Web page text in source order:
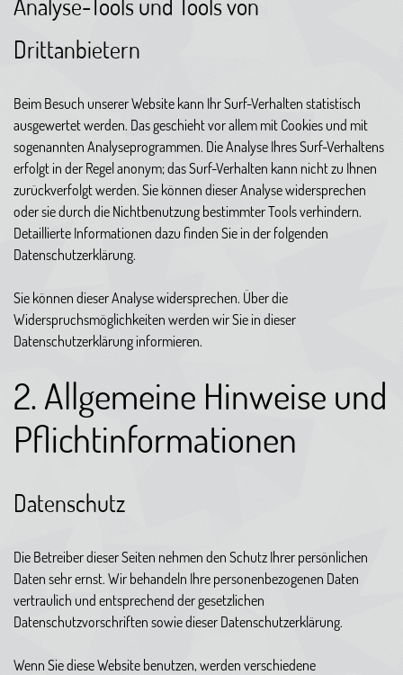
Analyse-Tools und Tools von
Drittanbietern
Beim Besuch unserer Website kann Ihr Surf-Verhalten statistisch
ausgewertet werden. Das geschieht vor allem mit Cookies und mit
sogenannten Analyseprogrammen. Die Analyse Ihres Surf-Verhaltens
erfolgt in der Regel anonym; das Surf-Verhalten kann nicht zu Ihnen
zurückverfolgt werden. Sie können dieser Analyse widersprechen
oder sie durch die Nichtbenutzung bestimmter Tools verhindern.
Detaillierte Informationen dazu finden Sie in der folgenden
Datenschutzerklärung.
Sie können dieser Analyse widersprechen. Über die
Widerspruchsmöglichkeiten werden wir Sie in dieser
Datenschutzerklärung informieren.
2. Allgemeine Hinweise und
Pflichtinformationen
Datenschutz
Die Betreiber dieser Seiten nehmen den Schutz Ihrer persönlichen
Daten sehr ernst. Wir behandeln Ihre personenbezogenen Daten
vertraulich und entsprechend der gesetzlichen
Datenschutzvorschriften sowie dieser Datenschutzerklärung.
Wenn Sie diese Website benutzen, werden verschiedene